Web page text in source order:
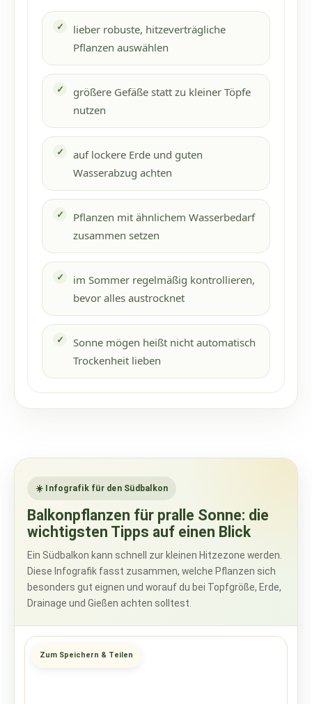
lieber robuste, hitzeverträgliche
Pflanzen auswählen
größere Gefäße statt zu kleiner Töpfe
nutzen
auf lockere Erde und guten
Wasserabzug achten
Pflanzen mit ähnlichem Wasserbedarf
zusammen setzen
im Sommer regelmäßig kontrollieren,
bevor alles austrocknet
Sonne mögen heißt nicht automatisch
Trockenheit lieben
☀️ Infografik für den Südbalkon
Balkonpflanzen für pralle Sonne: die
wichtigsten Tipps auf einen Blick
Ein Südbalkon kann schnell zur kleinen Hitzezone werden.
Diese Infografik fasst zusammen, welche Pflanzen sich
besonders gut eignen und worauf du bei Topfgröße, Erde,
Drainage und Gießen achten solltest.
Zum Speichern & Teilen